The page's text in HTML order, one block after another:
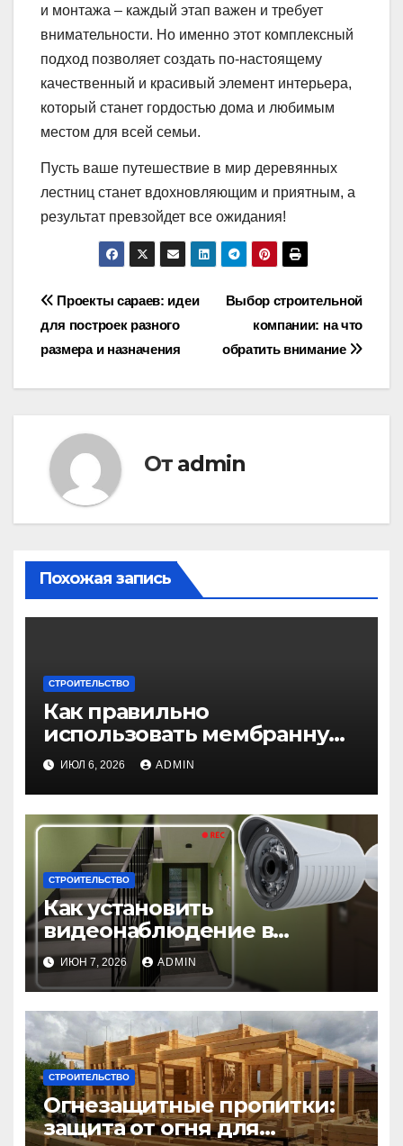
и монтажа – каждый этап важен и требует
внимательности. Но именно этот комплексный
подход позволяет создать по-настоящему
качественный и красивый элемент интерьера,
который станет гордостью дома и любимым
местом для всей семьи.
Пусть ваше путешествие в мир деревянных
лестниц станет вдохновляющим и приятным, а
результат превзойдет все ожидания!
Навигация
по
записям
Выбор строительной
компании: на что
обратить внимание
Проекты сараев: идеи
для построек разного
размера и назначения
От admin
Похожая запись
СТРОИТЕЛЬСТВО
Как правильно
использовать мембранную
плёнку для гидроизоляции
крыши дома
ИЮЛ 6, 2026 ADMIN
СТРОИТЕЛЬСТВО
Как установить
видеонаблюдение в
подъезде: пошаговая
инструкция и советы
ИЮН 7, 2026 ADMIN
СТРОИТЕЛЬСТВО
Огнезащитные пропитки:
защита от огня для